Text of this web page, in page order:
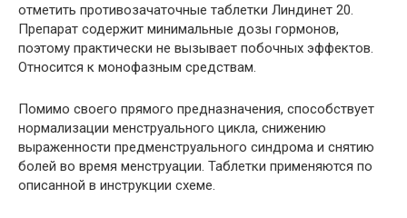
отметить противозачаточные таблетки Линдинет 20.
Препарат содержит минимальные дозы гормонов,
поэтому практически не вызывает побочных эффектов.
Относится к монофазным средствам.
Помимо своего прямого предназначения, способствует
нормализации менструального цикла, снижению
выраженности предменструального синдрома и снятию
болей во время менструации. Таблетки применяются по
описанной в инструкции схеме.